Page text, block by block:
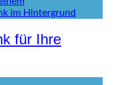
für Ihre